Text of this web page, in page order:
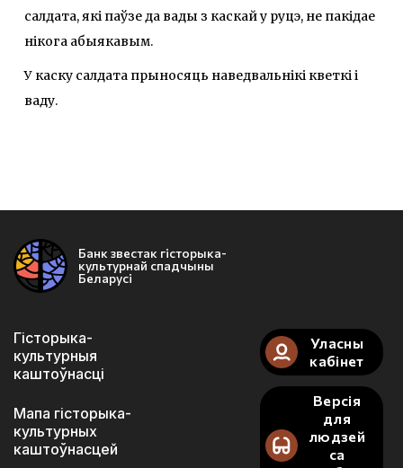
салдата, які паўзе да вады з каскай у руцэ, не пакідае
нікога абыякавым.
У каску салдата прыносяць наведвальнікі кветкі і
ваду.
Банк звестак гісторыка-
культурнай спадчыны
Беларусі
Гісторыка-
культурныя
каштоўнасці
Мапа гісторыка-
культурных
каштоўнасцей
Уласны
кабінет
Версія
для
людзей
са